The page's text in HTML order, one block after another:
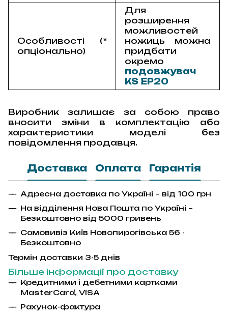
Особливості (*
опціонально)
Для
розширення
можливостей
ножиць можна
придбати
окремо
подовжувач
KS EP20
Виробник залишає за собою право
вносити зміни в комплектацію або
характеристики моделі без
повідомлення продавця.
Доставка Оплата Гарантія
Адресна доставка по Україні – від 100 грн
На відділення Нова Пошта по Україні –
Безкоштовно від 5000 гривень
Самовивіз Київ Новопирогівська 56 -
Безкоштовно
Термін доставки 3-5 днів
Більше інформації про доставку
Кредитними і дебетними картками
MasterCard, VISA
Рахунок-фактура